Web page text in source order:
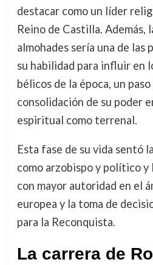
destacar como un líder
Reino de Castilla. Además,
almohades sería una de las
su habilidad para influir en
bélicos de la época, un
consolidación de su poder
espiritual como terrenal.
Esta fase de su vida sentó
como arzobispo y político
con mayor autoridad en el
europea y la toma de
para la Reconquista.
La carrera de